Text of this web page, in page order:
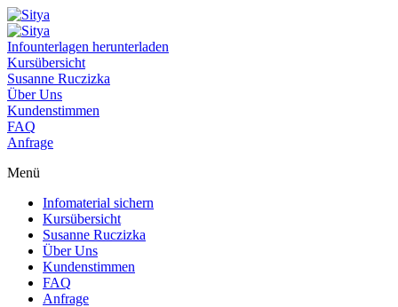
Infounterlagen herunterladen
Kursübersicht
Susanne Ruczizka
Über Uns
Kundenstimmen
FAQ
Anfrage
Menü
Infomaterial sichern
Kursübersicht
Susanne Ruczizka
Über Uns
Kundenstimmen
FAQ
Anfrage